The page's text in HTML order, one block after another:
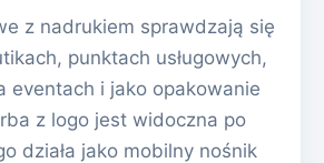
z nadrukiem sprawdzają się
punktach usługowych,
eventach i jako opakowanie
z logo jest widoczna po
działa jako mobilny nośnik